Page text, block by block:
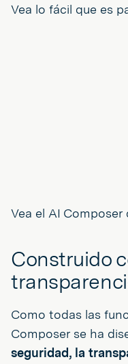
Vea lo fácil que es
Vea el AI Composer
Construido
Como todas las
Composer se ha
seguridad, la